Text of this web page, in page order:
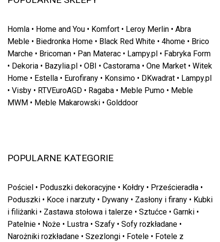
Homla • Home and You • Komfort • Leroy Merlin • Abra
Meble • Biedronka Home • Black Red White • 4home • Brico
Marche • Bricoman • Pan Materac • Lampy.pl • Fabryka Form
• Dekoria • Bazylia.pl • OBI • Castorama • One Market • Witek
Home • Estella • Eurofirany • Konsimo • DKwadrat • Lampy.pl
• Visby • RTVEuroAGD • Ragaba • Meble Pumo • Meble
MWM • Meble Makarowski • Golddoor
POPULARNE KATEGORIE
Pościel • Poduszki dekoracyjne • Kołdry • Prześcieradła •
Poduszki • Koce i narzuty • Dywany • Zasłony i firany • Kubki
i filiżanki • Zastawa stołowa i talerze • Sztućce • Garnki •
Patelnie • Noże • Lustra • Szafy • Sofy rozkładane •
Narożniki rozkładane • Szezlongi • Fotele • Fotele z